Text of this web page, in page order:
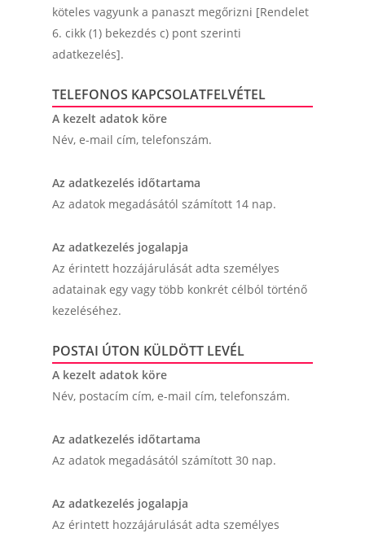
köteles vagyunk a panaszt megőrizni [Rendelet
6. cikk (1) bekezdés c) pont szerinti
adatkezelés].
TELEFONOS KAPCSOLATFELVÉTEL
A kezelt adatok köre
Név, e-mail cím, telefonszám.
Az adatkezelés időtartama
Az adatok megadásától számított 14 nap.
Az adatkezelés jogalapja
Az érintett hozzájárulását adta személyes
adatainak egy vagy több konkrét célból történő
kezeléséhez.
POSTAI ÚTON KÜLDÖTT LEVÉL
A kezelt adatok köre
Név, postacím cím, e-mail cím, telefonszám.
Az adatkezelés időtartama
Az adatok megadásától számított 30 nap.
Az adatkezelés jogalapja
Az érintett hozzájárulását adta személyes